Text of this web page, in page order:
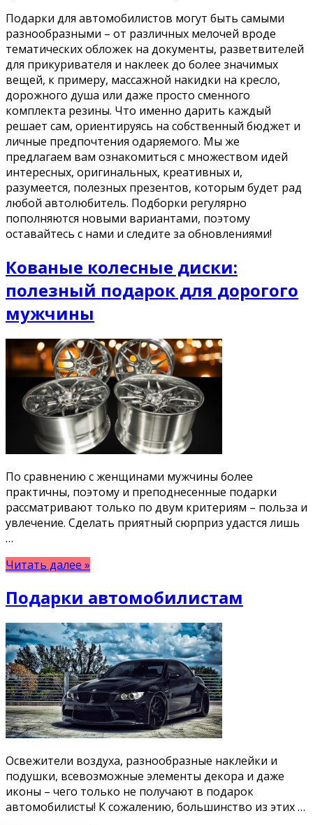
Подарки для автомобилистов могут быть самыми
разнообразными – от различных мелочей вроде
тематических обложек на документы, разветвителей
для прикуривателя и наклеек до более значимых
вещей, к примеру, массажной накидки на кресло,
дорожного душа или даже просто сменного
комплекта резины. Что именно дарить каждый
решает сам, ориентируясь на собственный бюджет и
личные предпочтения одаряемого. Мы же
предлагаем вам ознакомиться с множеством идей
интересных, оригинальных, креативных и,
разумеется, полезных презентов, которым будет рад
любой автолюбитель. Подборки регулярно
пополняются новыми вариантами, поэтому
оставайтесь с нами и следите за обновлениями!
Кованые колесные диски:
полезный подарок для дорогого
мужчины
По сравнению с женщинами мужчины более
практичны, поэтому и преподнесенные подарки
рассматривают только по двум критериям – польза и
увлечение. Сделать приятный сюрприз удастся лишь
…
Читать далее »
Подарки автомобилистам
Освежители воздуха, разнообразные наклейки и
подушки, всевозможные элементы декора и даже
иконы – чего только не получают в подарок
автомобилисты! К сожалению, большинство из этих …